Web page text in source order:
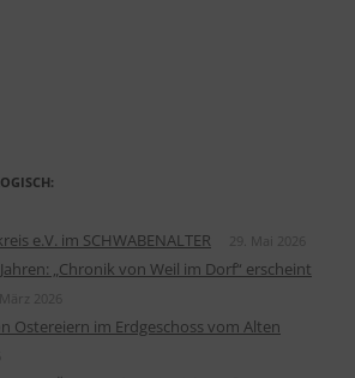
e.V. im SCHWABENALTER 29. Mai 2026
„Chronik von Weil im Dorf“ erscheint
März 2026
Ostereiern im Erdgeschoss vom Alten